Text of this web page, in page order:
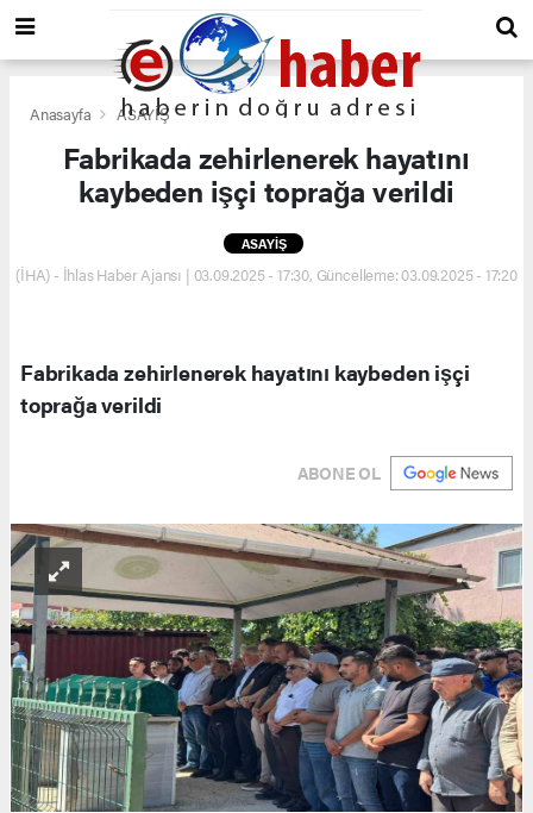
Anasayfa ASAYİŞ
Fabrikada zehirlenerek hayatını
kaybeden işçi toprağa verildi
ASAYİŞ
(İHA) - İhlas Haber Ajansı | 03.09.2025 - 17:30, Güncelleme: 03.09.2025 - 17:20
Fabrikada zehirlenerek hayatını kaybeden işçi
toprağa verildi
ABONE OL